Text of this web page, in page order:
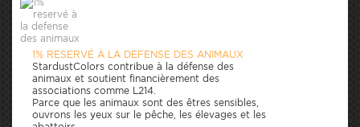
1% RESERVÉ À LA DEFENSE DES ANIMAUX
StardustColors contribue à la défense des
animaux et soutient financièrement des
associations comme L214.
Parce que les animaux sont des êtres sensibles,
ouvrons les yeux sur le pêche, les élevages et les